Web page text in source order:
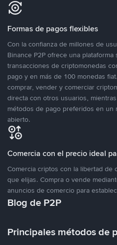
Formas de pagos flexibles
Con la confianza de millones de
Binance P2P ofrece una plataforma
transacciones de criptomonedas
pago y en más de 100 monedas
comprar, vender y comerciar
directa con otros usuarios,
métodos de pago preferidos en un
abierto.
Comercia con el precio ideal
Comercia criptos con la libertad de
que elijas. Compra o vende
anuncios de comercio para
Blog de P2P
Principales métodos de